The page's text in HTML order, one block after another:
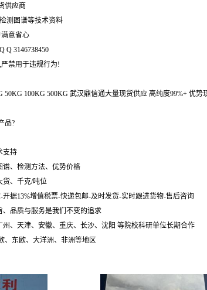
供应商
测图谱等技术资料
意省心
Q 3146738450
禁用于违规行为!
50KG 100KG 500KG 武汉鼎信通大量现货供应 高纯度99%+ 优
品?
支持
谱、检测方法、优势价格
货、千克/吨位
据13%增值税票-快递包邮-及时发货-实时跟进货物-售后咨询
品质与服务是我们不变的追求
、天津、安徽、重庆、长沙、沈阳 等院校科研单位长期合作
、东欧、大洋洲、非洲等地区